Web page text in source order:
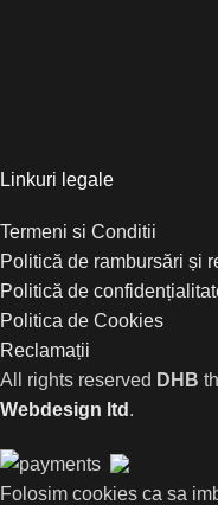
Linkuri legale
Termeni si Conditii
Politică de rambursări și
Politică de
Politica de Cookies
Reclamații
All rights reserved DHB
Webdesign ltd .
Folosim cookies ca sa